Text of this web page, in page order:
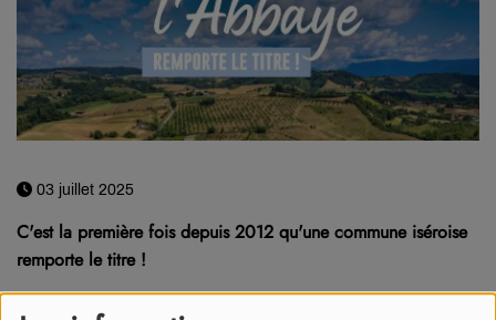
03 juillet 2025
C'est la première fois depuis 2012 qu'une commune iséroise
remporte le titre !
C'est la consécration ! Ce mercredi 2 juillet sur France 3,